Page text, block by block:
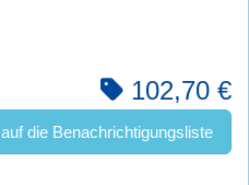
102,70 €
auf die Benachrichtigungsliste